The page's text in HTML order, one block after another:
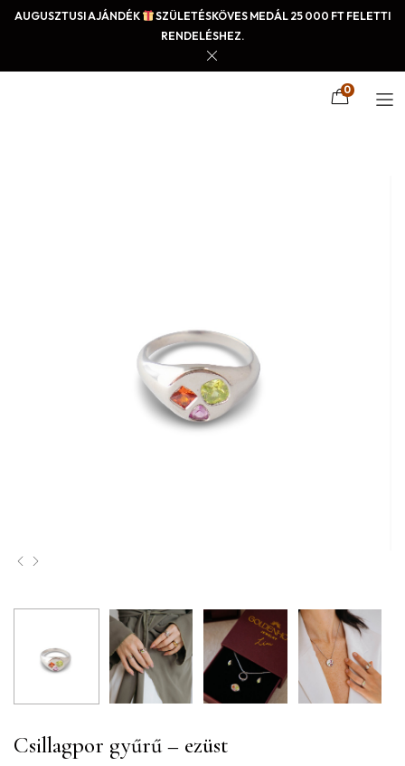
AUGUSZTUSI AJÁNDÉK
SZÜLETÉSKÖVES MEDÁL 25 000 FT FELETTI
RENDELÉSHEZ.
0
Csillagpor gyűrű – ezüst